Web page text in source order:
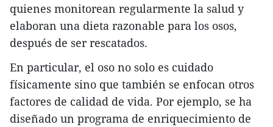
quienes monitorean regularmente la salud y
elaboran una dieta razonable para los osos,
después de ser rescatados.
En particular, el oso no solo es cuidado
físicamente sino que también se enfocan otros
factores de calidad de vida. Por ejemplo, se ha
diseñado un programa de enriquecimiento de